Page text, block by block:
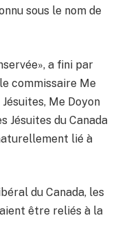
sous le nom de
a fini par
commissaire Me
Me Doyon
Jésuites du Canada
lié à
du Canada, les
être reliés à la